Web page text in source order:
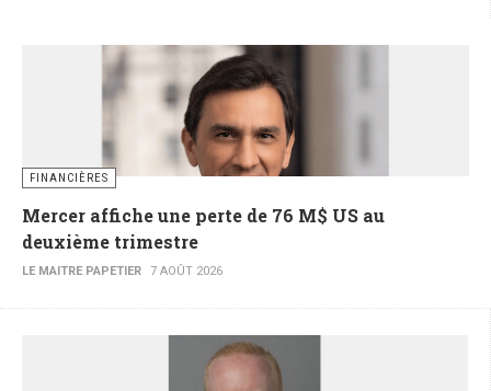
FINANCIÈRES
Mercer affiche une perte de 76 M$ US au
deuxième trimestre
LE MAITRE PAPETIER 7 AOÛT 2026